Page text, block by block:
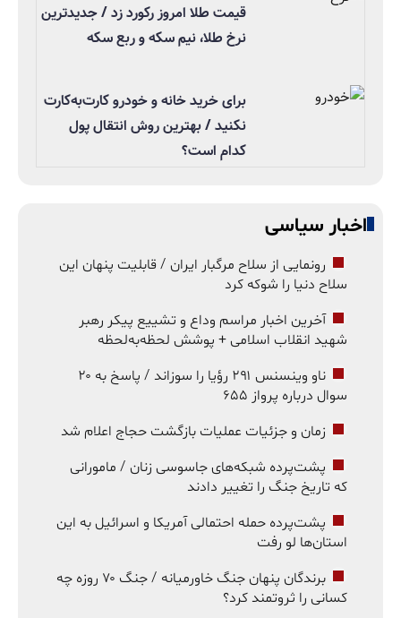
قیمت طلا امروز رکورد زد / جدیدترین
نرخ طلا، نیم سکه و ربع سکه
برای خرید خانه و خودرو کارت‌به‌کارت
نکنید / بهترین روش انتقال پول
کدام است؟
اخبار سیاسی
رونمایی از سلاح مرگبار ایران / قابلیت پنهان این
سلاح دنیا را شوکه کرد
آخرین اخبار مراسم وداع و تشییع پیکر رهبر
شهید انقلاب اسلامی + پوشش لحظه‌به‌لحظه
ناو وینسنس ۲۹۱ رؤیا را سوزاند / پاسخ به ۲۰
سوال درباره پرواز ۶۵۵
زمان و جزئیات عملیات بازگشت حجاج اعلام شد
پشت‌پرده شبکه‌های جاسوسی زنان / مامورانی
که تاریخ جنگ را تغییر دادند
پشت‌پرده حمله احتمالی آمریکا و اسرائیل به این
استان‌ها لو رفت
برندگان پنهان جنگ خاورمیانه / جنگ ۷۰ روزه چه
کسانی را ثروتمند کرد؟